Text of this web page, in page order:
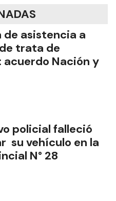
de asistencia a
trata de
acuerdo Nación y
policial falleció
su vehículo en la
N° 28